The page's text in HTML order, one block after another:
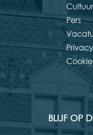
Pers
BLIJF OP